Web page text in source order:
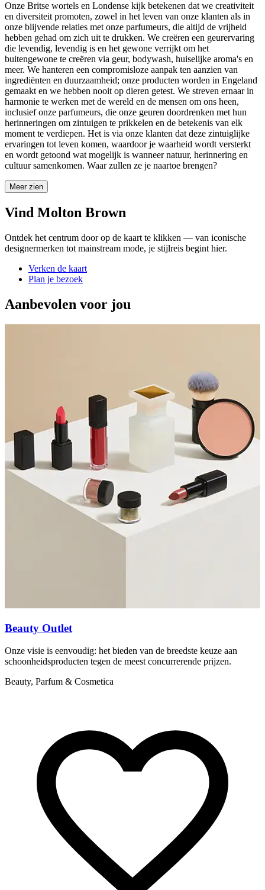
Onze Britse wortels en Londense kijk betekenen dat we creativiteit
en diversiteit promoten, zowel in het leven van onze klanten als in
onze blijvende relaties met onze parfumeurs, die altijd de vrijheid
hebben gehad om zich uit te drukken. We creëren een geurervaring
die levendig, levendig is en het gewone verrijkt om het
buitengewone te creëren via geur, bodywash, huiselijke aroma's en
meer. We hanteren een compromisloze aanpak ten aanzien van
ingrediënten en duurzaamheid; onze producten worden in Engeland
gemaakt en we hebben nooit op dieren getest. We streven ernaar in
harmonie te werken met de wereld en de mensen om ons heen,
inclusief onze parfumeurs, die onze geuren doordrenken met hun
herinneringen om zintuigen te prikkelen en de betekenis van elk
moment te verdiepen. Het is via onze klanten dat deze zintuiglijke
ervaringen tot leven komen, waardoor je waarheid wordt versterkt
en wordt getoond wat mogelijk is wanneer natuur, herinnering en
cultuur samenkomen. Waar zullen ze je naartoe brengen?
Meer zien
Vind Molton Brown
Ontdek het centrum door op de kaart te klikken — van iconische
designermerken tot mainstream mode, je stijlreis begint hier.
Verken de kaart
Plan je bezoek
Aanbevolen voor jou
Beauty Outlet
Onze visie is eenvoudig: het bieden van de breedste keuze aan
schoonheidsproducten tegen de meest concurrerende prijzen.
Beauty, Parfum & Cosmetica